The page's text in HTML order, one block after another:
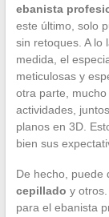
ebanista
este último, solo
sin retoques. A lo
medida, el
meticulosas y
otra parte,
actividades,
planos en 3D.
bien sus
De hecho, puede
cepillado y
para el ebanista